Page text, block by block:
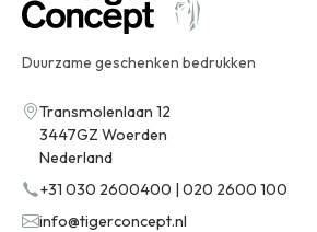
Duurzame geschenken bedrukken
Transmolenlaan 12
3447GZ Woerden
Nederland
+31 030 2600400 | 020 2600 100
info@tigerconcept.nl